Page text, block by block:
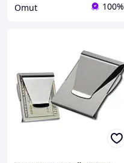
Omut 100%